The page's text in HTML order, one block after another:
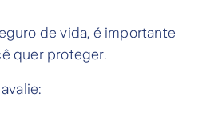
de vida, é importante
quer proteger.